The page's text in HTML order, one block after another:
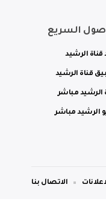
السريع
قناة الرشيد
قناة الرشيد
الرشيد مباشر
الرشيد مباشر
الاتصال بنا